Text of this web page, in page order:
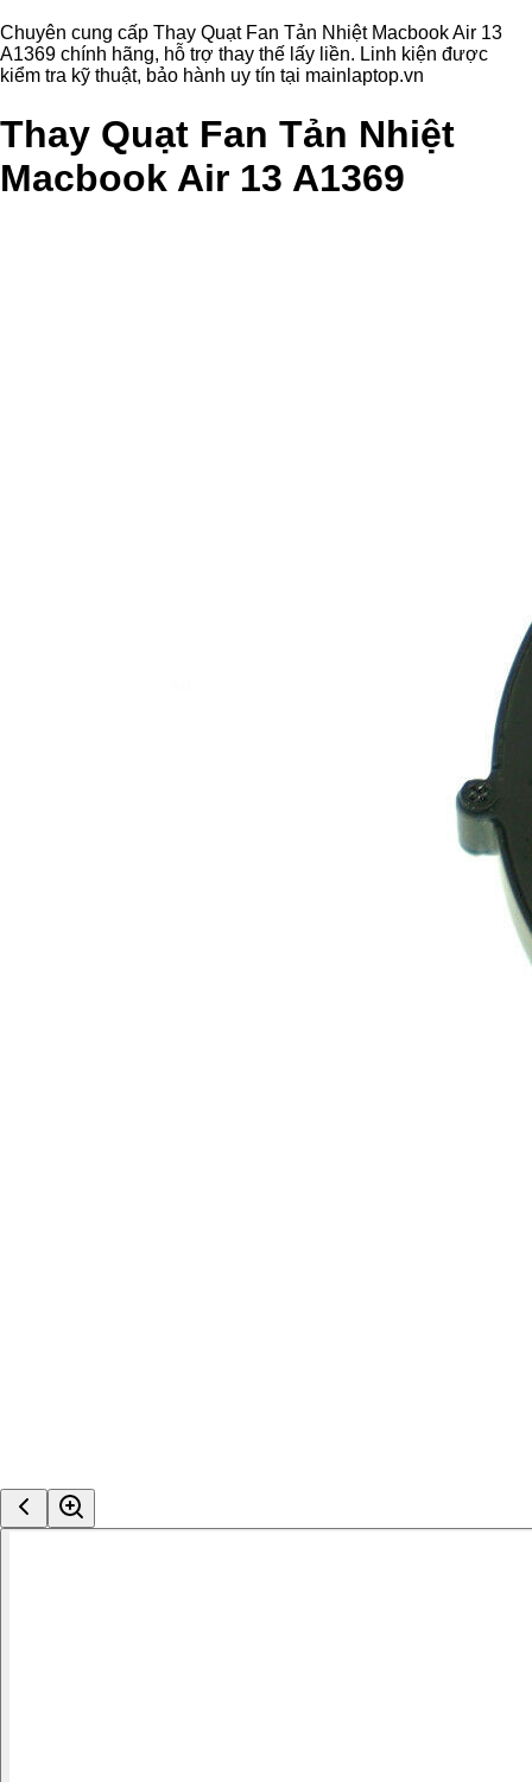
Chuyên cung cấp Thay Quạt Fan Tản Nhiệt Macbook Air 13
A1369 chính hãng, hỗ trợ thay thế lấy liền. Linh kiện được
kiểm tra kỹ thuật, bảo hành uy tín tại mainlaptop.vn
Thay Quạt Fan Tản Nhiệt
Macbook Air 13 A1369